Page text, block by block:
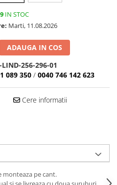
IN STOC
Marti, 11.08.2026
ADAUGA IN COS
LIND-256-296-01
089 350 / 0040 746 142 623
Cere informatii
monteaza pe cant.